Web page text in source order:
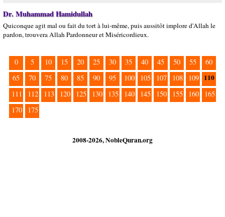
Dr. Muhammad Hamidullah
Quiconque agit mal ou fait du tort à lui-même, puis aussitôt implore d'Allah le
pardon, trouvera Allah Pardonneur et Miséricordieux.
0 5 10 15 20 25 30 35 40 45 50 55
60
65
70 75 80 85 90 95 100 105 107 108 109 110
111 112 113 120 125 130 135 140 145 150 155 160
165
170
175
2008-2026, NobleQuran.org